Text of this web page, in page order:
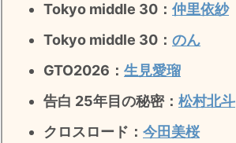
Tokyo middle 30： 仲里依紗
Tokyo middle 30： のん
GTO2026： 生見愛瑠
告白 25年目の秘密： 松村北斗
クロスロード： 今田美桜